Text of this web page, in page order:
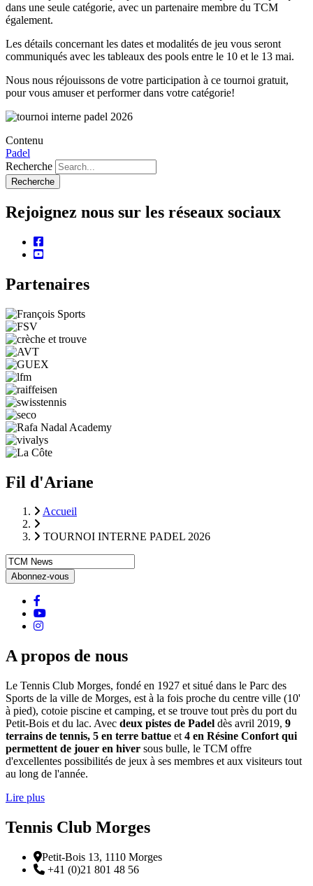
dans une seule catégorie, avec un partenaire membre du TCM
également.
Les détails concernant les dates et modalités de jeu vous seront
communiqués avec les tableaux des pools entre le 10 et le 13 mai.
Nous nous réjouissons de votre participation à ce tournoi gratuit,
pour vous amuser et performer dans votre catégorie!
Contenu
Padel
Recherche
Rejoignez nous sur les réseaux sociaux
facebook
youtube
Partenaires
Fil d'Ariane
Accueil
TOURNOI INTERNE PADEL 2026
Youtube
instagram
A propos de nous
Le Tennis Club Morges, fondé en 1927 et situé dans le Parc des
Sports de la ville de Morges, est à la fois proche du centre ville (10'
à pied), cotoie piscine et camping, et se trouve tout près du port du
Petit-Bois et du lac. Avec deux pistes de Padel dès avril 2019, 9
terrains de tennis, 5 en terre battue et 4 en Résine Confort qui
permettent de jouer en hiver sous bulle, le TCM offre
d'excellentes possibilités de jeux à ses membres et aux visiteurs tout
au long de l'année.
Lire plus
Tennis Club Morges
Adresse
Petit-Bois 13, 1110 Morges
Téléphone:
+41 (0)21 801 48 56